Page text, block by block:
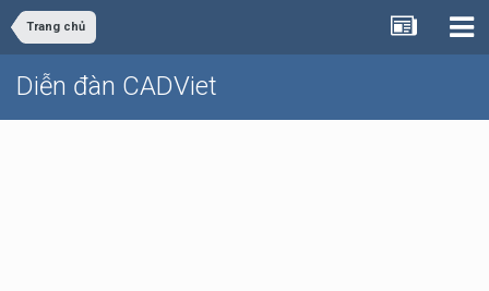
Trang chủ
Diễn đàn CADViet